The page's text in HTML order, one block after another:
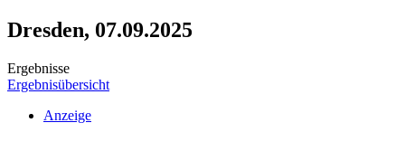
Dresden, 07.09.2025
Ergebnisse
Ergebnisübersicht
Anzeige